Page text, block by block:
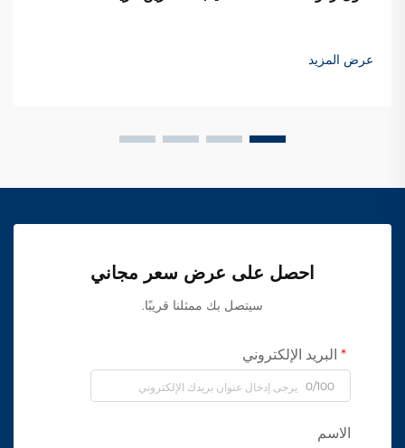
عرض المزيد
احصل على عرض سعر مجاني
سيتصل بك ممثلنا قريبًا.
البريد الإلكتروني
0/100
الاسم